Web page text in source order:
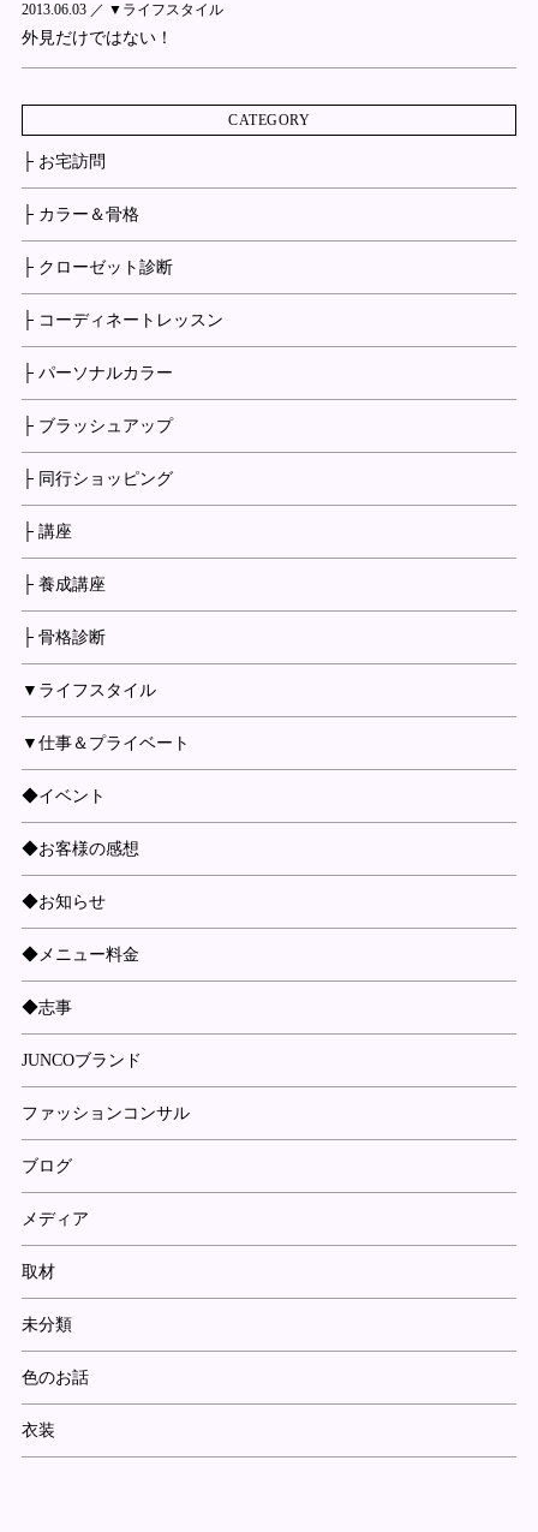
2013.06.03 ／ ▼ライフスタイル
外見だけではない！
CATEGORY
├ お宅訪問
├ カラー＆骨格
├ クローゼット診断
├ コーディネートレッスン
├ パーソナルカラー
├ ブラッシュアップ
├ 同行ショッピング
├ 講座
├ 養成講座
├ 骨格診断
▼ライフスタイル
▼仕事＆プライベート
◆イベント
◆お客様の感想
◆お知らせ
◆メニュー料金
◆志事
JUNCOブランド
ファッションコンサル
ブログ
メディア
取材
未分類
色のお話
衣装